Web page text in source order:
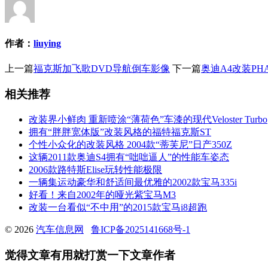
作者： liuying
上一篇福克斯加飞歌DVD导航倒车影像 下一篇奥迪A4改装
相关推荐
改装界小鲜肉 重新喷涂“薄荷色”车漆的现代Veloster Turbo
拥有“胖胖宽体版”改装风格的福特福克斯ST
个性小众化的改装风格 2004款“蒂芙尼”日产350Z
这辆2011款奥迪S4拥有“咄咄逼人”的性能车姿态
2006款路特斯Elise玩转性能极限
一辆集运动豪华和舒适间最优雅的2002款宝马335i
好看！来自2002年的哑光紫宝马M3
改装一台看似“不中用”的2015款宝马i8超跑
© 2026 汽车信息网 鲁ICP备2025141668号-1
觉得文章有用就打赏一下文章作者